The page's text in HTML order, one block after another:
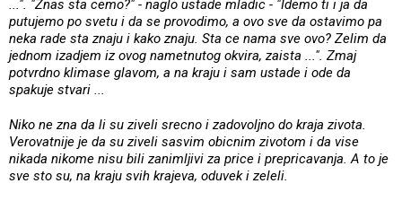
...". "Znas sta cemo?" - naglo ustade mladic - "Idemo ti i ja da
putujemo po svetu i da se provodimo, a ovo sve da ostavimo pa
neka rade sta znaju i kako znaju. Sta ce nama sve ovo? Zelim da
jednom izadjem iz ovog nametnutog okvira, zaista ...". Zmaj
potvrdno klimase glavom, a na kraju i sam ustade i ode da
spakuje stvari ...
Niko ne zna da li su ziveli srecno i zadovoljno do kraja zivota.
Verovatnije je da su ziveli sasvim obicnim zivotom i da vise
nikada nikome nisu bili zanimljivi za price i prepricavanja. A to je
sve sto su, na kraju svih krajeva, oduvek i zeleli.